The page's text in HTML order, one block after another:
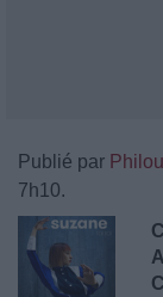
Publié par
7h10.